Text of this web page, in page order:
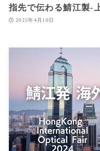
指先で伝わる鯖江製‐
2025年4月10日